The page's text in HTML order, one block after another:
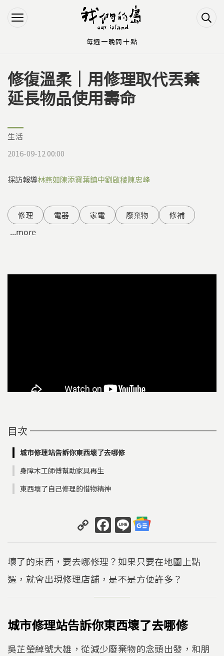
Jump to Navigation
Jump to Main content
您在這裡
修復溫柔｜用修理取代丟棄
延長物品使用壽命
生活
2016-09-12 00:00
採訪報導林燕如陳添寶葉鎮中劉啟稜陳忠峰
修理 電器 家電 廢棄物 修補
...more
目次
城市修理站告訴你東西壞了去哪修
身障木工師傅幫助家具再生
東西壞了自己修理的惜物精神
C
o
p
y
Li
n
k
F
a
c
e
b
o
o
k
Li
n
e
壞了的東西，要去哪修理？如果只要在地圖上點
選，就會出現修理店舖，是不是方便許多？
城市修理站告訴你東西壞了去哪修
吳芷瑩綽號大雄，從減少廢棄物的念頭出發，和朋
每週一晚間十點